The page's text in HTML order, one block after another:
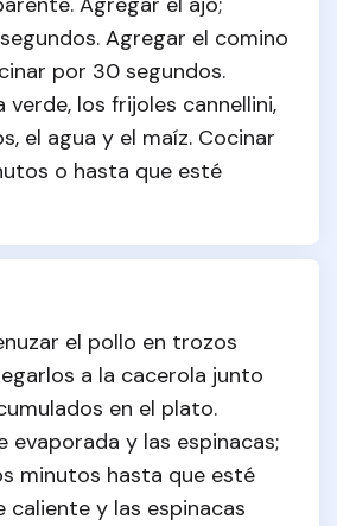
Agregar el comino
por 30 segundos.
verde, los frijoles cannellini,
el agua y el maíz. Cocinar
o hasta que esté
el pollo en trozos
a la cacerola junto
en el plato.
evaporada y las espinacas;
minutos hasta que esté
y las espinacas